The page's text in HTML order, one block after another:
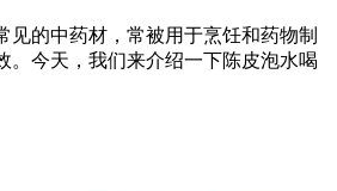
见的中药材，常被用于烹饪和药物制
。今天，我们来介绍一下陈皮泡水喝